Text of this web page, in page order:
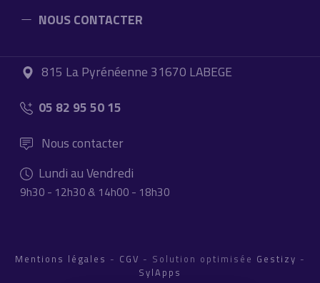
NOUS CONTACTER
815 La Pyrénéenne 31670 LABEGE
05 82 95 50 15
Nous contacter
Lundi au Vendredi
9h30 - 12h30 & 14h00 - 18h30
Mentions légales - CGV - Solution optimisée Gestizy -
SylApps